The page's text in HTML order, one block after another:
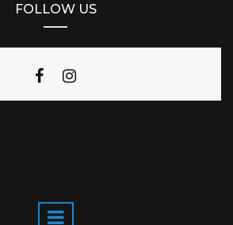
FOLLOW US